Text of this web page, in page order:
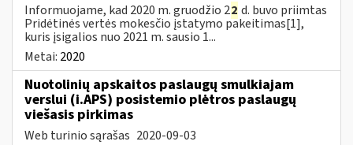
Informuojame, kad 2020 m. gruodžio 22 d. buvo priimtas
Pridėtinės vertės mokesčio įstatymo pakeitimas[1],
kuris įsigalios nuo 2021 m. sausio 1...
Metai: 2020
Nuotolinių apskaitos paslaugų smulkiajam
verslui (i.APS) posistemio plėtros paslaugų
viešasis pirkimas
Web turinio sąrašas 2020-09-03